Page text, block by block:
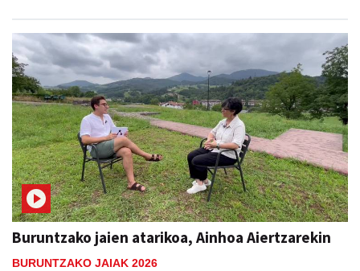
Buruntzako jaien atarikoa, Ainhoa Aiertzarekin
BURUNTZAKO JAIAK 2026